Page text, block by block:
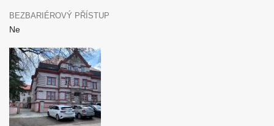
BEZBARIÉROVÝ PŘÍSTUP
Ne